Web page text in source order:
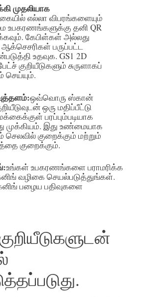
முதலியாக
எல்லா விபரங்களையும்
உபகரணங்களுக்கு தனி QR
கேபிள்கள் அல்லது
பருப்பட்ட
உதவுக. GS1 2D
குறியீடுகளும் சுருளாகப்
ஒவ்வொரு ஸ்கான்
ஒரு மதிப்பீட்டு
பரப்பும்படியாக
இது உண்மையாக
செலவில் குறைக்கும் மற்றும்
குறைக்கும்.
உங்கள் உபகரணங்களை பராமரிக்க
வழிகை செயல்படுத்துங்கள்.
பழைய பதிவுகளை